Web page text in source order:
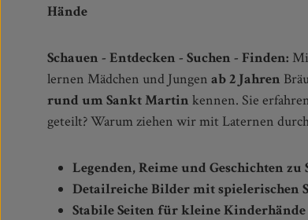
Hände
Schauen - Entdecken - Suchen - Finden:
lernen Mädchen und Jungen ab 2 Jahren
rund um Sankt Martin kennen. Sie
geteilt? Warum ziehen wir mit Laternen
Legenden, Reime und Geschichten
Detailreiche Bilder mit spielerischen
Stabile Seiten für kleine Kinderhände